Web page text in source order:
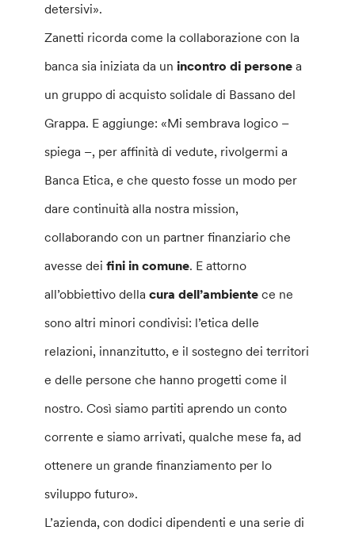
detersivi».
Zanetti ricorda come la collaborazione con la
banca sia iniziata da un incontro di persone a
un gruppo di acquisto solidale di Bassano del
Grappa. E aggiunge: «Mi sembrava logico –
spiega –, per affinità di vedute, rivolgermi a
Banca Etica, e che questo fosse un modo per
dare continuità alla nostra mission,
collaborando con un partner finanziario che
avesse deifini in comune. E attorno
all’obbiettivo della cura dell’ambientece ne
sono altri minori condivisi: l’etica delle
relazioni, innanzitutto, e il sostegno dei territori
e delle persone che hanno progetti come il
nostro. Così siamo partiti aprendo un conto
corrente e siamo arrivati, qualche mese fa, ad
ottenere un grande finanziamento per lo
sviluppo futuro».
L’azienda, con dodici dipendenti e una serie di